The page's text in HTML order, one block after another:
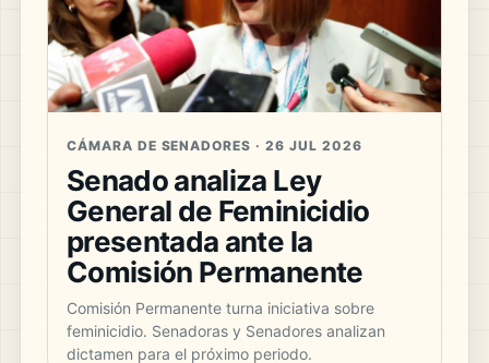
CÁMARA DE SENADORES · 26 JUL 2026
Senado analiza Ley
General de Feminicidio
presentada ante la
Comisión Permanente
Comisión Permanente turna iniciativa sobre
feminicidio. Senadoras y Senadores analizan
dictamen para el próximo periodo.